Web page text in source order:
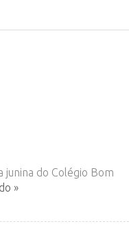
junina do Colégio Bom
»